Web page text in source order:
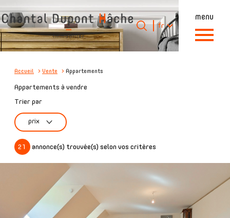
menu
Langue
fr
Accueil
0
Langue
fr
Accueil Vente Appartements
Appartements à vendre
Trier par
prix
21 annonce(s) trouvée(s) selon vos critères